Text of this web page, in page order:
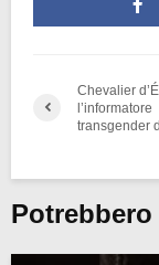
Chevalier
l’informatore
transgender